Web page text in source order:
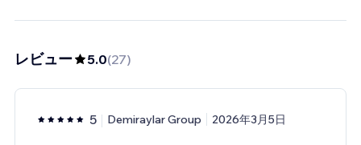
レビュー 5.0(27)
5 Demiraylar Group 2026年3月5日